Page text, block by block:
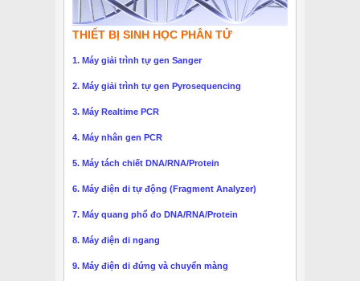
THIẾT BỊ SINH HỌC PHÂN TỬ
1. Máy giải trình tự gen Sanger
2. Máy giải trình tự gen Pyrosequencing
3. Máy Realtime PCR
4. Máy nhân gen PCR
5. Máy tách chiết DNA/RNA/Protein
6. Máy điện di tự động (Fragment Analyzer)
7. Máy quang phổ đo DNA/RNA/Protein
8. Máy điện di ngang
9. Máy điện di đứng và chuyển màng